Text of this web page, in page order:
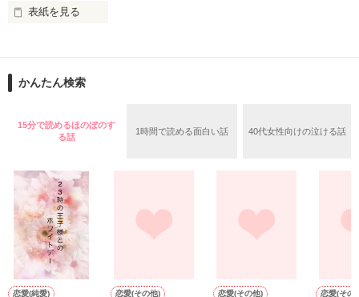
2026.6.5～2026.7.25
＊以前、公開していた話の改稿版です＊
作品を読む
表紙を見る
ションの企画戦略室で働いている。
めた、同期で恋人の石垣守（26）がいるのだが、後輩の姫原由
いた。
守と由羅から『便利屋雛子』と馬鹿にされ、一人こっそり泣い
た上、同居まで提案してきて──？
鷹哉『宜しくな、俺の雛子』🦅
雛子『俺の……ひぃ、雛子？！！！』🐥
シゴデキで冷徹な上司が見せる素顔は、なぜか想像以上に甘く
て……🐥💓🦅
かんたん検索
15分で読めるほのぼのす
る話
1時間で読める面白い話 40代女性向けの泣ける話
恋愛(純愛) 恋愛(その他) 恋愛(その他) 恋愛(その